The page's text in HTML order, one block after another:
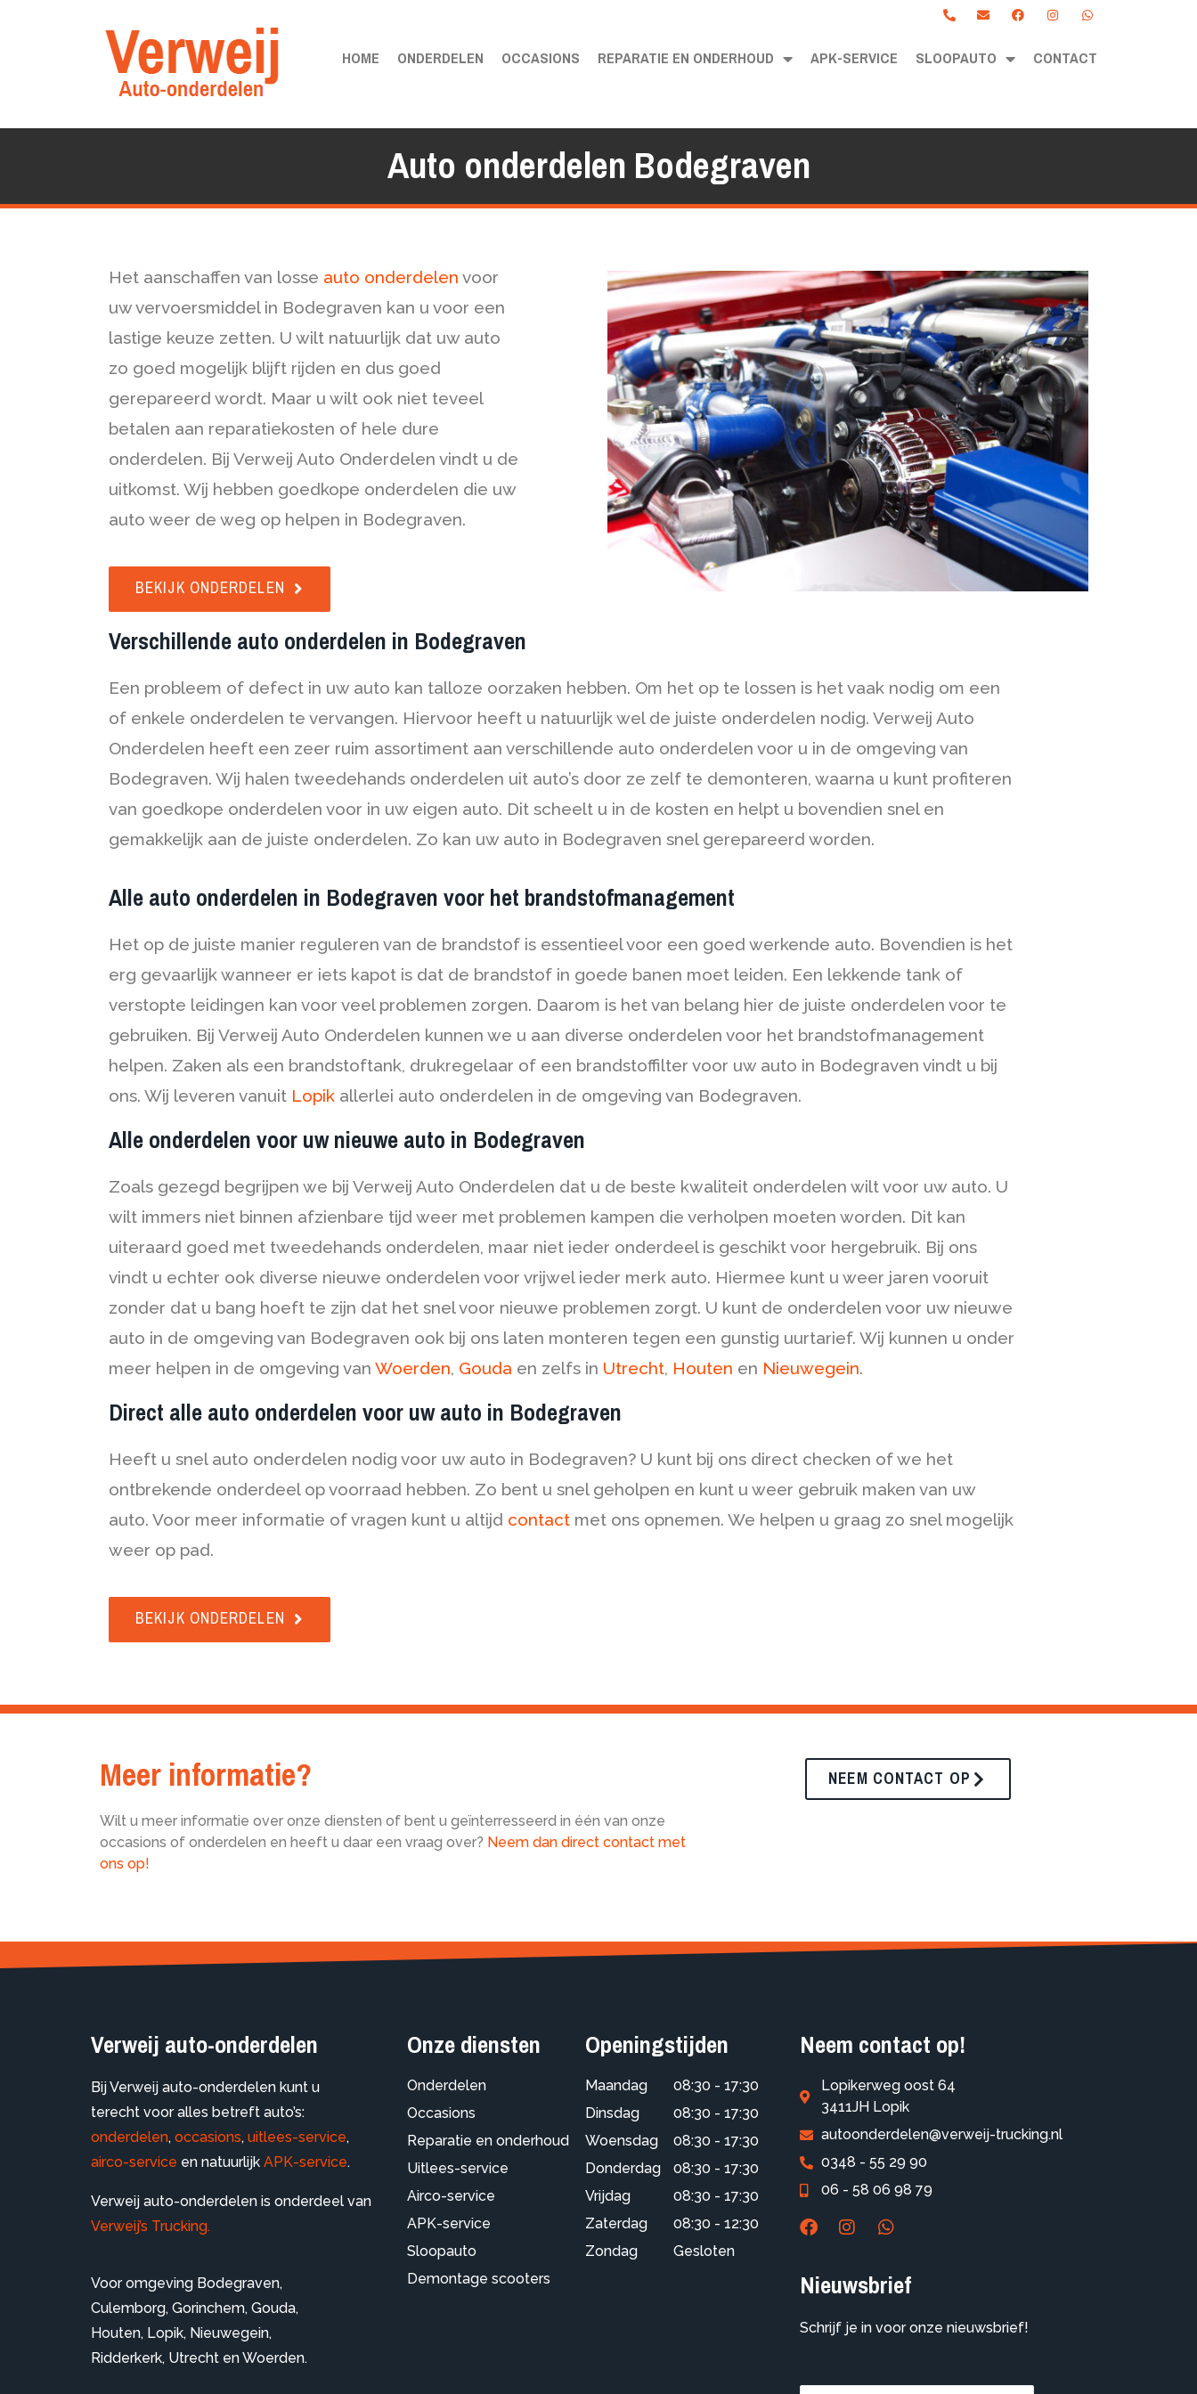
HOME ONDERDELEN OCCASIONS REPARATIE EN ONDERHOUD APK-SERVICE SLOOPAUTO CONTACT
Auto onderdelen Bodegraven
Het aanschaffen van losse auto onderdelen voor
uw vervoersmiddel in Bodegraven kan u voor een
lastige keuze zetten. U wilt natuurlijk dat uw auto
zo goed mogelijk blijft rijden en dus goed
gerepareerd wordt. Maar u wilt ook niet teveel
betalen aan reparatiekosten of hele dure
onderdelen. Bij Verweij Auto Onderdelen vindt u de
uitkomst. Wij hebben goedkope onderdelen die uw
auto weer de weg op helpen in Bodegraven.
BEKIJK ONDERDELEN
Verschillende auto onderdelen in Bodegraven
Een probleem of defect in uw auto kan talloze oorzaken hebben. Om het op te lossen is het vaak nodig om een
of enkele onderdelen te vervangen. Hiervoor heeft u natuurlijk wel de juiste onderdelen nodig. Verweij Auto
Onderdelen heeft een zeer ruim assortiment aan verschillende auto onderdelen voor u in de omgeving van
Bodegraven. Wij halen tweedehands onderdelen uit auto’s door ze zelf te demonteren, waarna u kunt profiteren
van goedkope onderdelen voor in uw eigen auto. Dit scheelt u in de kosten en helpt u bovendien snel en
gemakkelijk aan de juiste onderdelen. Zo kan uw auto in Bodegraven snel gerepareerd worden.
Alle auto onderdelen in Bodegraven voor het brandstofmanagement
Het op de juiste manier reguleren van de brandstof is essentieel voor een goed werkende auto. Bovendien is het
erg gevaarlijk wanneer er iets kapot is dat de brandstof in goede banen moet leiden. Een lekkende tank of
verstopte leidingen kan voor veel problemen zorgen. Daarom is het van belang hier de juiste onderdelen voor te
gebruiken. Bij Verweij Auto Onderdelen kunnen we u aan diverse onderdelen voor het brandstofmanagement
helpen. Zaken als een brandstoftank, drukregelaar of een brandstoffilter voor uw auto in Bodegraven vindt u bij
ons. Wij leveren vanuit Lopik allerlei auto onderdelen in de omgeving van Bodegraven.
Alle onderdelen voor uw nieuwe auto in Bodegraven
Zoals gezegd begrijpen we bij Verweij Auto Onderdelen dat u de beste kwaliteit onderdelen wilt voor uw auto. U
wilt immers niet binnen afzienbare tijd weer met problemen kampen die verholpen moeten worden. Dit kan
uiteraard goed met tweedehands onderdelen, maar niet ieder onderdeel is geschikt voor hergebruik. Bij ons
vindt u echter ook diverse nieuwe onderdelen voor vrijwel ieder merk auto. Hiermee kunt u weer jaren vooruit
zonder dat u bang hoeft te zijn dat het snel voor nieuwe problemen zorgt. U kunt de onderdelen voor uw nieuwe
auto in de omgeving van Bodegraven ook bij ons laten monteren tegen een gunstig uurtarief. Wij kunnen u onder
meer helpen in de omgeving van Woerden, Gouda en zelfs in Utrecht, Houten en Nieuwegein.
Direct alle auto onderdelen voor uw auto in Bodegraven
Heeft u snel auto onderdelen nodig voor uw auto in Bodegraven? U kunt bij ons direct checken of we het
ontbrekende onderdeel op voorraad hebben. Zo bent u snel geholpen en kunt u weer gebruik maken van uw
auto. Voor meer informatie of vragen kunt u altijd contact met ons opnemen. We helpen u graag zo snel mogelijk
weer op pad.
BEKIJK ONDERDELEN
Meer informatie?
Wilt u meer informatie over onze diensten of bent u geïnterresseerd in één van onze
occasions of onderdelen en heeft u daar een vraag over? Neem dan direct contact met
ons op!
NEEM CONTACT OP
Verweij auto-onderdelen
Bij Verweij auto-onderdelen kunt u
terecht voor alles betreft auto’s:
onderdelen, occasions, uitlees-service,
airco-service en natuurlijk APK-service.
Verweij auto-onderdelen is onderdeel van
Verweij’s Trucking.
Voor omgeving Bodegraven,
Culemborg, Gorinchem, Gouda,
Houten, Lopik, Nieuwegein,
Ridderkerk, Utrecht enWoerden.
Onze diensten
Onderdelen
Occasions
Reparatie en onderhoud
Uitlees-service
Airco-service
APK-service
Sloopauto
Demontage scooters
Openingstijden
Maandag
Dinsdag
Woensdag
Donderdag
Vrijdag
Zaterdag
Zondag
08:30 - 17:30
08:30 - 17:30
08:30 - 17:30
08:30 - 17:30
08:30 - 17:30
08:30 - 12:30
Gesloten
Neem contact op!
Lopikerweg oost 64
3411JH Lopik
autoonderdelen@verweij-trucking.nl
0348 - 55 29 90
06 - 58 06 98 79
Nieuwsbrief
Schrijf je in voor onze nieuwsbrief!